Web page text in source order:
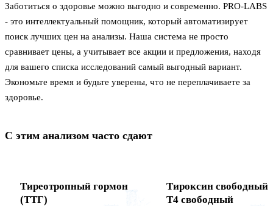
Заботиться о здоровье можно выгодно и современно. PRO-LABS
- это интеллектуальный помощник, который автоматизирует
поиск лучших цен на анализы. Наша система не просто
сравнивает цены, а учитывает все акции и предложения, находя
для вашего списка исследований самый выгодный вариант.
Экономьте время и будьте уверены, что не переплачиваете за
здоровье.
С этим анализом часто сдают
Тиреотропный гормон
(ТТГ)
Тироксин свободный,
Т4 свободный